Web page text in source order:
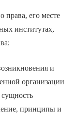
права, его месте
институтах,
и
организации
принципы и